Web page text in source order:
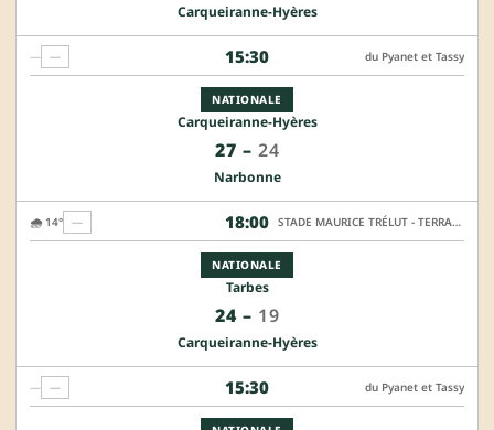
Carqueiranne-Hyères
15:30
NATIONALE
Carqueiranne-Hyères
27 – 24
Narbonne
— — du Pyanet et Tassy
18:00
NATIONALE
Tarbes
24– 19
Carqueiranne-Hyères
🌧️ 14° — STADE MAURICE TRÉLUT - TERRAIN HONNEUR
15:30
— — du Pyanet et Tassy